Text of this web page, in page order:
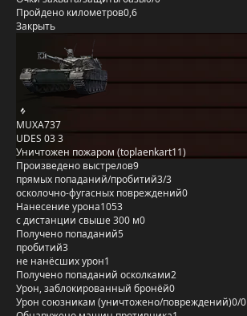
Пройдено километров0,6
Закрыть
MUXA737
UDES 03 3
Уничтожен пожаром (toplaenkart11)
Произведено выстрелов9
прямых попаданий/пробитий3/3
осколочно-фугасных повреждений0
Нанесение урона1053
с дистанции свыше 300 м0
Получено попаданий5
пробитий3
не нанёсших урон1
Получено попаданий осколками2
Урон, заблокированный бронёй0
Урон союзникам (уничтожено/повреждений)0/0